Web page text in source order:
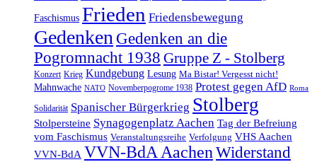
Faschismus Frieden Friedensbewegung
Gedenken Gedenken an die
Pogromnacht 1938 Gruppe Z - Stolberg
Konzert Krieg Kundgebung Lesung Ma Bistar! Vergesst nicht!
Mahnwache NATO Novemberpogrome 1938 Protest gegen AfD Roma
Solidarität Spanischer Bürgerkrieg Stolberg
Stolpersteine Synagogenplatz Aachen Tag der Befreiung
vom Faschismus Veranstaltungsreihe Verfolgung VHS Aachen
VVN-BdA VVN-BdA AachenWiderstand